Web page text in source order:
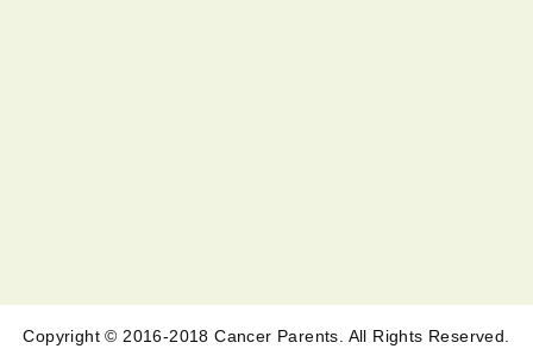
Copyright © 2016-2018 Cancer Parents. All Rights Reserved.